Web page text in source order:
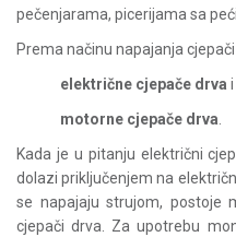
pečenjarama, picerijama sa
Prema načinu napajanja
električne cjepače drva i
motorne cjepače drva
Kada je u pitanju električni
dolazi priključenjem na
se napajaju strujom, postoje
cjepači drva. Za upotrebu